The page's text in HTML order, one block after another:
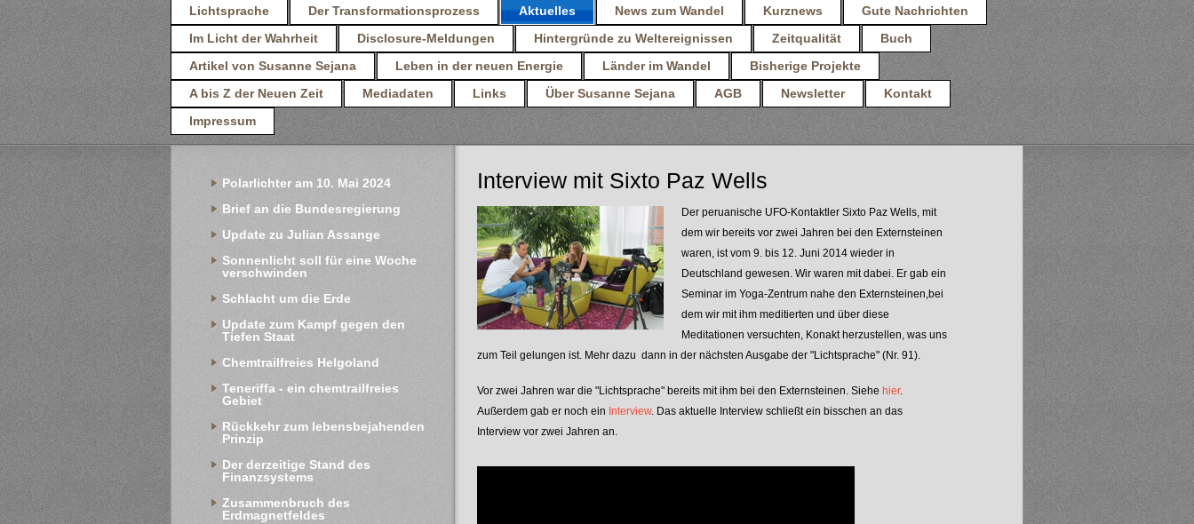
Lichtsprache Der Transformationsprozess Aktuelles News zum Wandel Kurznews
Gute Nachrichten
Im Licht der Wahrheit
Disclosure-Meldungen Hintergründe zu Weltereignissen Zeitqualität
Buch
Artikel von Susanne Sejana
Leben in der neuen Energie Länder im Wandel
Bisherige Projekte
A bis Z der Neuen Zeit
Mediadaten Links Über Susanne Sejana AGB Newsletter
Kontakt
Impressum
Interview mit Sixto Paz Wells
Der peruanische UFO-Kontaktler Sixto Paz Wells, mit
dem wir bereits vor zwei Jahren bei den Externsteinen
waren, ist vom 9. bis 12. Juni 2014 wieder in
Deutschland gewesen. Wir waren mit dabei. Er gab ein
Seminar im Yoga-Zentrum nahe den Externsteinen,bei
dem wir mit ihm meditierten und über diese
Meditationen versuchten, Konakt herzustellen, was uns
zum Teil gelungen ist. Mehr dazu dann in der nächsten Ausgabe der "Lichtsprache" (Nr. 91).
Vor zwei Jahren war die "Lichtsprache" bereits mit ihm bei den Externsteinen. Siehe hier.
Außerdem gab er noch ein Interview. Das aktuelle Interview schließt ein bisschen an das
Interview vor zwei Jahren an.
Polarlichter am 10. Mai 2024
Brief an die Bundesregierung
Update zu Julian Assange
Sonnenlicht soll für eine Woche
verschwinden
Schlacht um die Erde
Update zum Kampf gegen den
Tiefen Staat
Chemtrailfreies Helgoland
Teneriffa - ein chemtrailfreies
Gebiet
Rückkehr zum lebensbejahenden
Prinzip
Der derzeitige Stand des
Finanzsystems
Zusammenbruch des
Erdmagnetfeldes